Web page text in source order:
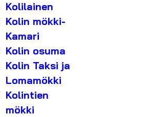
Kolilainen
Kolin mökki-
Kamari
Kolin osuma
Kolin Taksi ja
Lomamökki
Kolintien
mökki